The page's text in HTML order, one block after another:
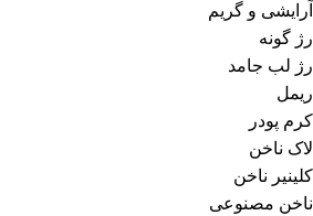
آرایشی و گریم
رژ گونه
رژ لب جامد
ریمل
کرم پودر
لاک ناخن
کلینیر ناخن
ناخن مصنوعی